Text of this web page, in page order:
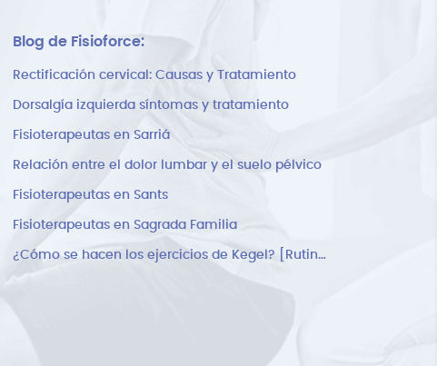
Blog de Fisioforce:
Rectificación cervical: Causas y Tratamiento
Dorsalgía izquierda síntomas y tratamiento
Fisioterapeutas en Sarriá
Relación entre el dolor lumbar y el suelo pélvico
Fisioterapeutas en Sants
Fisioterapeutas en Sagrada Familia
¿Cómo se hacen los ejercicios de Kegel? [Rutina]